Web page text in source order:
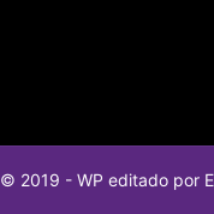
© 2019 - WP editado por